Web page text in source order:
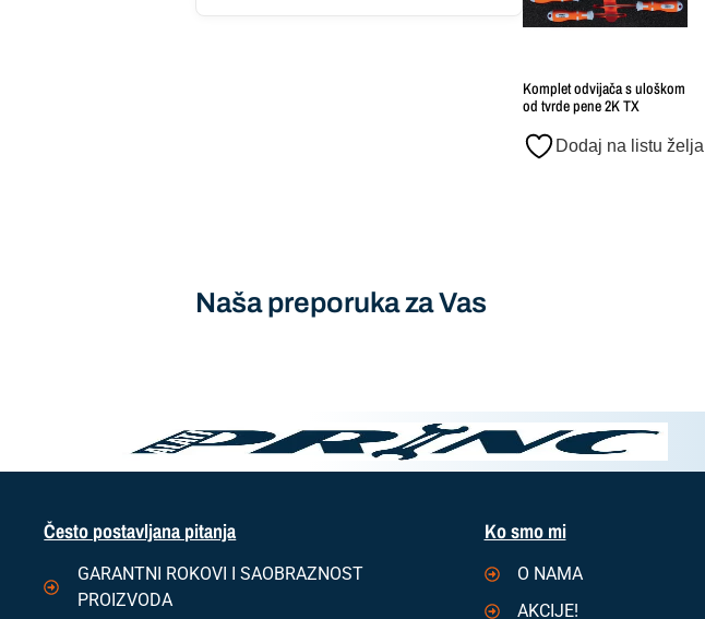
Komplet odvijača s uloškom
od tvrde pene 2K TX
Dodaj na listu želja
Naša preporuka za Vas
Često postavljana pitanja
GARANTNI ROKOVI I SAOBRAZNOST
PROIZVODA
Ko smo mi
O NAMA
AKCIJE!